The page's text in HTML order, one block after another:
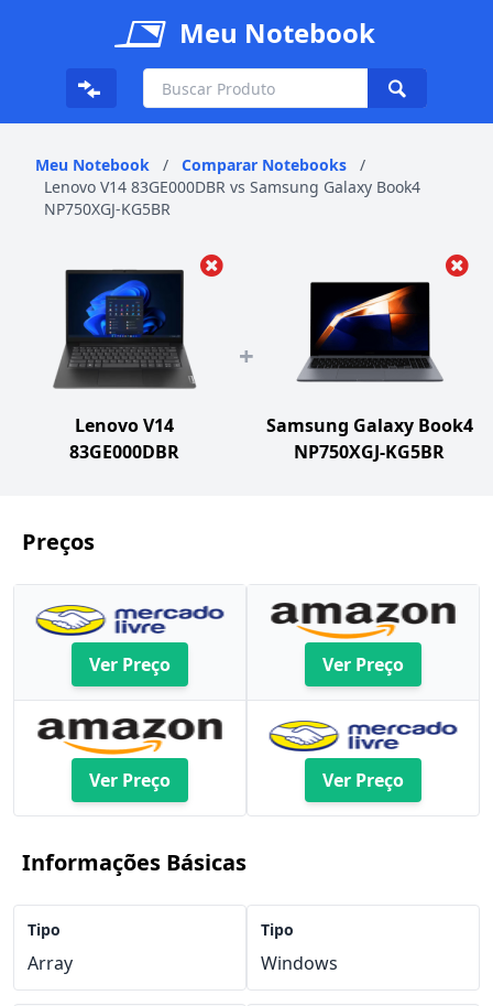
Meu Notebook
Meu Notebook / Comparar Notebooks
/
Lenovo V14 83GE000DBR vs Samsung Galaxy Book4
NP750XGJ-KG5BR
Lenovo V14
83GE000DBR
+
Samsung Galaxy Book4
NP750XGJ-KG5BR
Preços
Ver Preço
Ver Preço
Ver Preço
Ver Preço
Informações Básicas
Tipo
Array
Tipo
Windows